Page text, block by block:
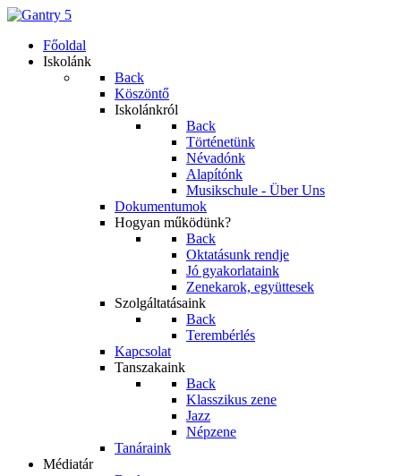
Főoldal
Iskolánk
Back
Köszöntő
Iskolánkról
Back
Történetünk
Névadónk
Alapítónk
Musikschule - Über Uns
Dokumentumok
Hogyan működünk?
Back
Oktatásunk rendje
Jó gyakorlataink
Zenekarok, együttesek
Szolgáltatásaink
Back
Terembérlés
Kapcsolat
Tanszakaink
Back
Klasszikus zene
Jazz
Népzene
Tanáraink
Médiatár